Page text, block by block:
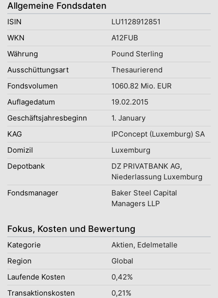
Allgemeine Fondsdaten
ISIN
LU1128912851
WKN
A12FUB
Währung
Pound Sterling
Ausschüttungsart
Thesaurierend
Fondsvolumen
1060.82 Mio. EUR
Auflagedatum
19.02.2015
Geschäftsjahresbeginn
1. January
KAG
IPConcept (Luxemburg) SA
Domizil
Luxemburg
Depotbank
DZ PRIVATBANK AG,
Niederlassung Luxemburg
Fondsmanager
Baker Steel Capital
Managers LLP
Fokus, Kosten und Bewertung
Kategorie
Aktien, Edelmetalle
Region
Global
Laufende Kosten
0,42%
Transaktionskosten
0,21%